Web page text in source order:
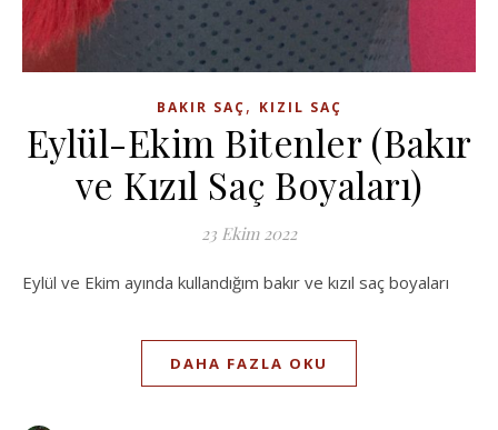
BAKIR SAÇ, KIZIL SAÇ
Eylül-Ekim Bitenler (Bakır
ve Kızıl Saç Boyaları)
23 Ekim 2022
Eylül ve Ekim ayında kullandığım bakır ve kızıl saç boyaları
DAHA FAZLA OKU